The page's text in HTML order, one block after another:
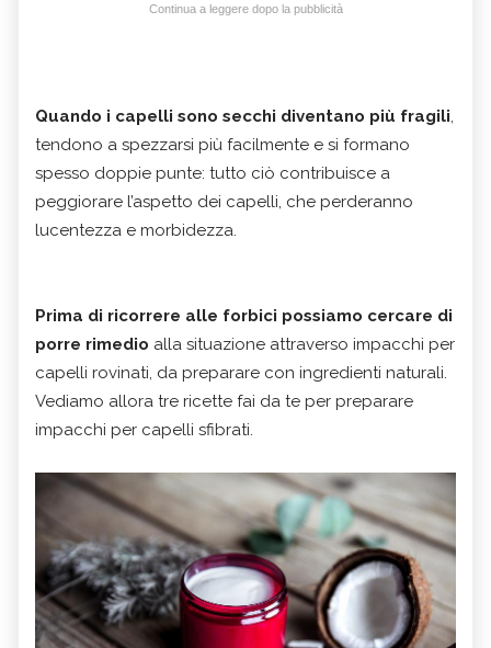
Continua a leggere dopo la pubblicità
Quando i capelli sono secchi diventano più fragili,
tendono a spezzarsi più facilmente e si formano
spesso doppie punte: tutto ciò contribuisce a
peggiorare l’aspetto dei capelli, che perderanno
lucentezza e morbidezza.
Prima di ricorrere alle forbici possiamo cercare di
porre rimedio alla situazione attraverso impacchi per
capelli rovinati, da preparare con ingredienti naturali.
Vediamo allora tre ricette fai da te per preparare
impacchi per capelli sfibrati.